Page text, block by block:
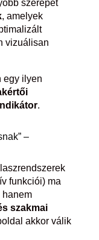
szerepet
, amelyek
vizuálisan
egy ilyen
.
–
funkciói) ma
hanem
szakmai
akkor válik